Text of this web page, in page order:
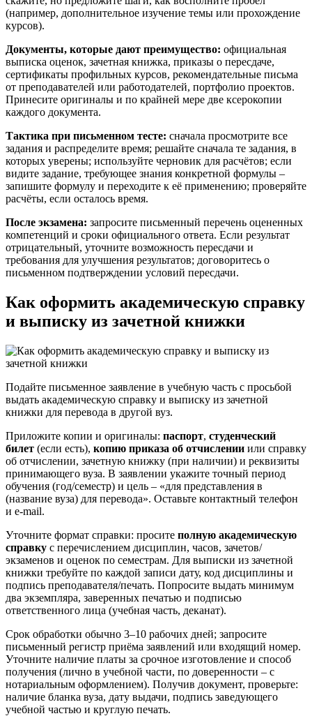
(например, дополнительное изучение темы или прохождение
курсов).
Документы, которые дают преимущество: официальная
выписка оценок, зачетная книжка, приказы о пересдаче,
сертификаты профильных курсов, рекомендательные письма
от преподавателей или работодателей, портфолио проектов.
Принесите оригиналы и по крайней мере две ксерокопии
каждого документа.
Тактика при письменном тесте: сначала просмотрите все
задания и распределите время; решайте сначала те задания, в
которых уверены; используйте черновик для расчётов; если
видите задание, требующее знания конкретной формулы –
запишите формулу и переходите к её применению; проверяйте
расчёты, если осталось время.
После экзамена: запросите письменный перечень оцененных
компетенций и сроки официального ответа. Если результат
отрицательный, уточните возможность пересдачи и
требования для улучшения результатов; договоритесь о
письменном подтверждении условий пересдачи.
Как оформить академическую справку
и выписку из зачетной книжки
Подайте письменное заявление в учебную часть с просьбой
выдать академическую справку и выписку из зачетной
книжки для перевода в другой вуз.
Приложите копии и оригиналы: паспорт, студенческий
билет (если есть), копию приказа об отчислении или справку
об отчислении, зачетную книжку (при наличии) и реквизиты
принимающего вуза. В заявлении укажите точный период
обучения (год/семестр) и цель – «для представления в
(название вуза) для перевода». Оставьте контактный телефон
и e-mail.
Уточните формат справки: просите полную академическую
справку с перечислением дисциплин, часов, зачетов/
экзаменов и оценок по семестрам. Для выписки из зачетной
книжки требуйте по каждой записи дату, код дисциплины и
подпись преподавателя/печать. Попросите выдать минимум
два экземпляра, заверенных печатью и подписью
ответственного лица (учебная часть, деканат).
Срок обработки обычно 3–10 рабочих дней; запросите
письменный регистр приёма заявлений или входящий номер.
Уточните наличие платы за срочное изготовление и способ
получения (лично в учебной части, по доверенности – с
нотариальным оформлением). Получив документ, проверьте:
наличие бланка вуза, дату выдачи, подпись заведующего
учебной частью и круглую печать.